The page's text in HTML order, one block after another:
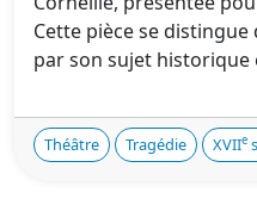
Cette pièce se
par son sujet historique
Théâtre Tragédie XVIIe